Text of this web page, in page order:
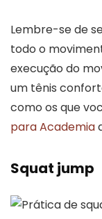
Lembre-se de
todo o
execução do
um tênis
como os que
para Academia
Squat jump